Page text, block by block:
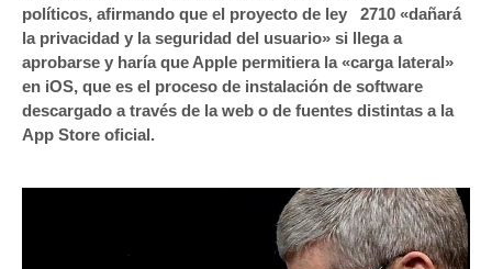
políticos, afirmando que el proyecto de ley 2710 «dañará
la privacidad y la seguridad del usuario» si llega a
aprobarse y haría que Apple permitiera la «carga lateral»
en iOS, que es el proceso de instalación de software
descargado a través de la web o de fuentes distintas a la
App Store oficial.